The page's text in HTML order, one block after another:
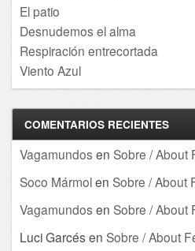
El patio
Desnudemos el alma
Respiración entrecortada
Viento Azul
COMENTARIOS RECIENTES
Vagamundos en Sobre / About
Soco Mármolen Sobre / About
Vagamundos en Sobre / About
Luci Garcés en Sobre / About